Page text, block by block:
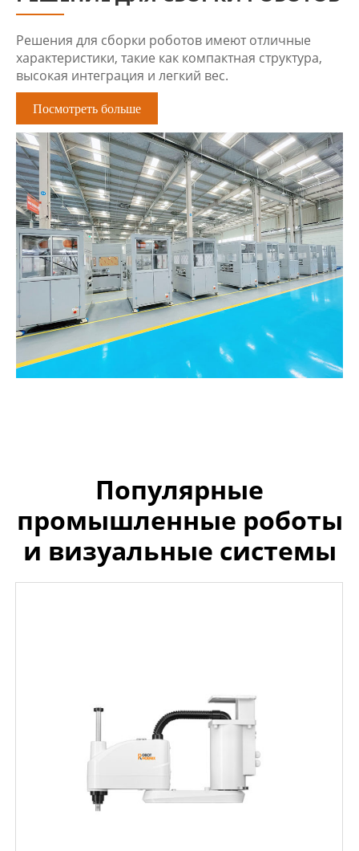
Решения для сборки роботов имеют отличные
характеристики, такие как компактная структура,
высокая интеграция и легкий вес.
Посмотреть больше
Популярные
промышленные роботы
и визуальные системы